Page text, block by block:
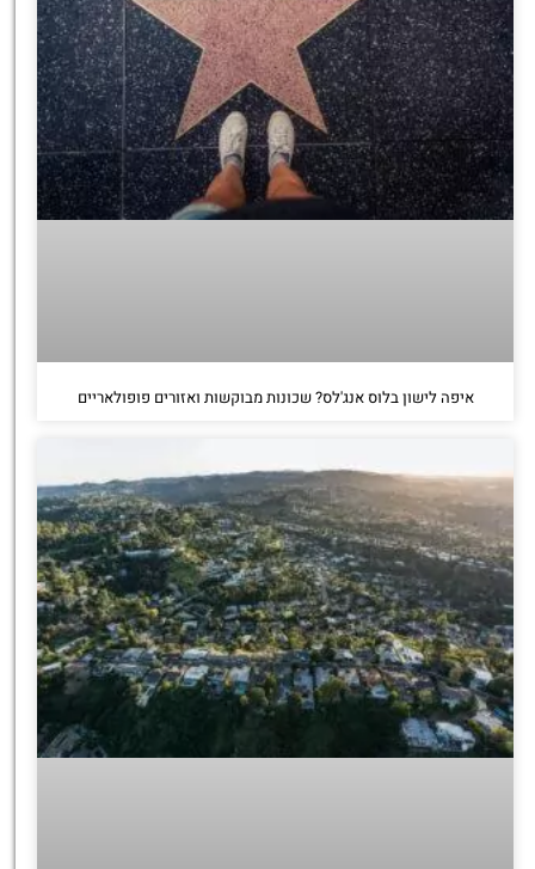
איפה לישון בלוס אנג'לס? שכונות מבוקשות ואזורים פופולאריים